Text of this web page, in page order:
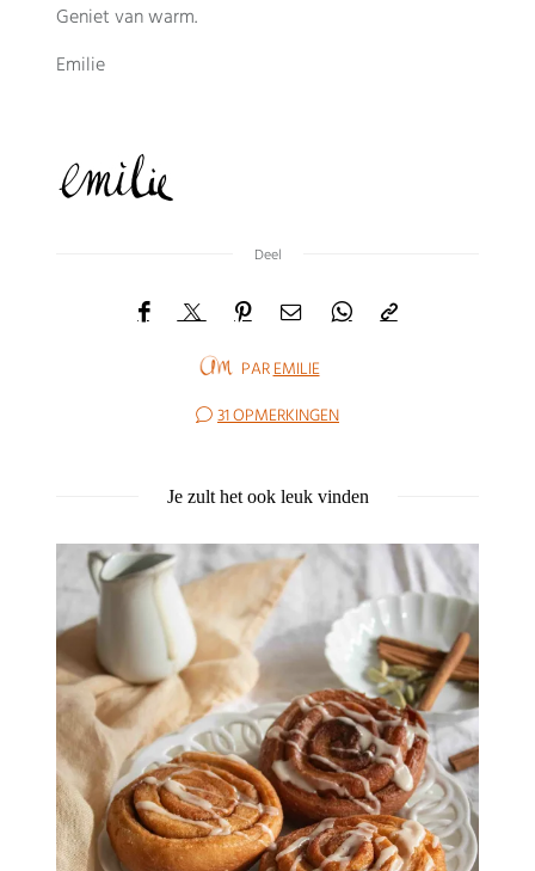
Geniet van warm.
Emilie
Deel
PAREMILIE
31 OPMERKINGEN
Je zult het ook leuk vinden